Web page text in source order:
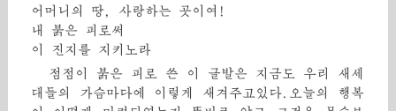
어머니의 땅, 사랑하는 곳이여!
내 붉은 피로써
이 진지를 지키노라
점점이 붉은 피로 쓴 이 글발은 지금도 우리 새세
대들의 가슴마다에 이렇게 새겨주고있다.오늘의 행복